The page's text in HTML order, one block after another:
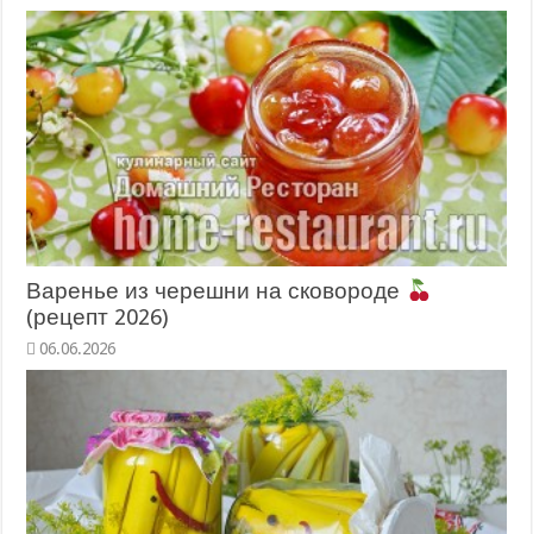
Варенье из черешни на сковороде
(рецепт 2026)
06.06.2026